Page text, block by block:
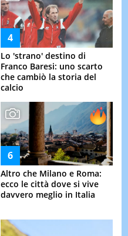
Lo 'strano' destino di
Franco Baresi: uno scarto
che cambiò la storia del
calcio
Altro che Milano e Roma:
ecco le città dove si vive
davvero meglio in Italia